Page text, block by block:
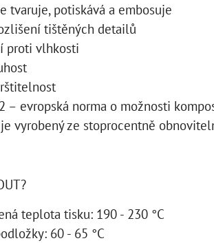
tvaruje, potiskává a embosuje
tištěných detailů
proti vlhkosti
– evropská norma o možnosti
vyrobený ze stoprocentně
teplota tisku: 190 - 230 °C
60 - 65 °C